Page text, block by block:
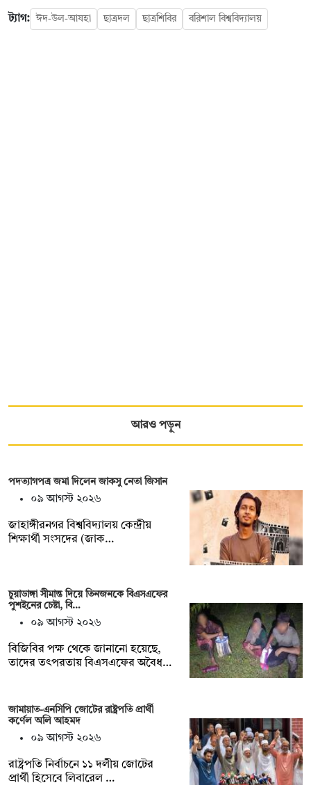
ট্যাগ: ঈদ-উল-আযহা ছাত্রদল ছাত্রশিবির বরিশাল বিশ্ববিদ্যালয়
আরও পড়ুন
পদত্যাগপত্র জমা দিলেন জাকসু নেতা জিসান
০৯ আগস্ট ২০২৬
জাহাঙ্গীরনগর বিশ্ববিদ্যালয় কেন্দ্রীয়
শিক্ষার্থী সংসদের (জাক…
চুয়াডাঙ্গা সীমান্ত দিয়ে তিনজনকে বিএসএফের
পুশইনের চেষ্টা, বি…
০৯ আগস্ট ২০২৬
বিজিবির পক্ষ থেকে জানানো হয়েছে,
তাদের তৎপরতায় বিএসএফের অবৈধ…
জামায়াত-এনসিপি জোটের রাষ্ট্রপতি প্রার্থী
কর্ণেল অলি আহমদ
০৯ আগস্ট ২০২৬
রাষ্ট্রপতি নির্বাচনে ১১ দলীয় জোটের
প্রার্থী হিসেবে লিবারেল …